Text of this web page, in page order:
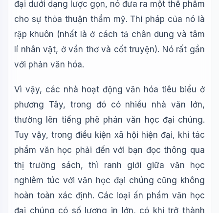
đại dưới dạng lược gọn, nó đưa ra một thế phẩm
cho sự thỏa thuận thẩm mỹ. Thi pháp của nó là
rập khuôn (nhất là ở cách tả chân dung và tâm
lí nhân vật, ở vần thơ và cốt truyện). Nó rất gần
với phản văn hóa.
Vì vậy, các nhà hoạt động văn hóa tiêu biểu ở
phương Tây, trong đó có nhiều nhà văn lớn,
thường lên tiếng phê phán văn học đại chúng.
Tuy vậy, trong điều kiện xã hội hiện đại, khi tác
phẩm văn học phải đến với bạn đọc thông qua
thị trường sách, thì ranh giới giữa văn học
nghiêm túc với văn học đại chúng cũng không
hoàn toàn xác định. Các loại ấn phẩm văn học
đại chúng có số lượng in lớn, có khi trở thành